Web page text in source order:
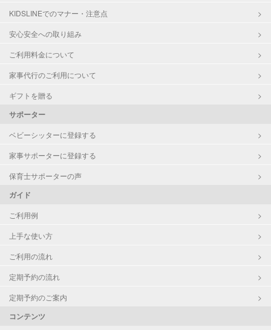
KIDSLINEでのマナー・注意点
安心安全への取り組み
ご利用料金について
家事代行のご利用について
ギフトを贈る
サポーター
ベビーシッターに登録する
家事サポーターに登録する
保育士サポーターの声
ガイド
ご利用例
上手な使い方
ご利用の流れ
定期予約の流れ
定期予約のご案内
コンテンツ